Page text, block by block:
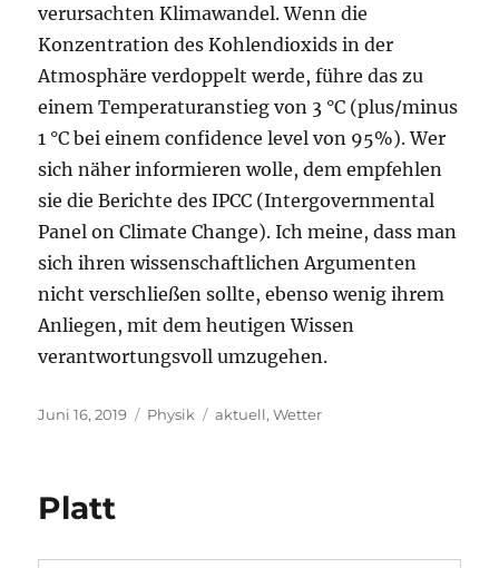
verursachten Klimawandel. Wenn die
Konzentration des Kohlendioxids in der
Atmosphäre verdoppelt werde, führe das zu
einem Temperaturanstieg von 3 °C (plus/minus
1 °C bei einem confidence level von 95%). Wer
sich näher informieren wolle, dem empfehlen
sie die Berichte des IPCC (Intergovernmental
Panel on Climate Change). Ich meine, dass man
sich ihren wissenschaftlichen Argumenten
nicht verschließen sollte, ebenso wenig ihrem
Anliegen, mit dem heutigen Wissen
verantwortungsvoll umzugehen.
Veröffentlicht
Juni 16, 2019 Kategorien
Physik Schlagwörter
aktuell,Wetter
Platt